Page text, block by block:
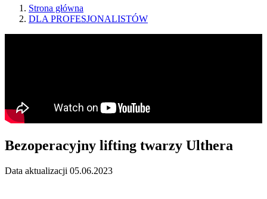
Strona główna
DLA PROFESJONALISTÓW
Bezoperacyjny lifting twarzy Ulthera
Data aktualizacji 05.06.2023